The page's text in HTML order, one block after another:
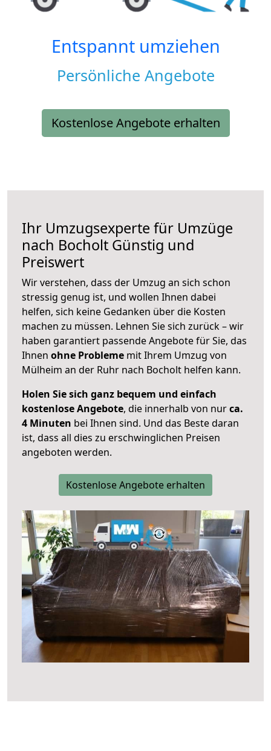
Entspannt umziehen
Persönliche Angebote
Kostenlose Angebote erhalten
Ihr Umzugsexperte für Umzüge
nach Bocholt Günstig und
Preiswert
Wir verstehen, dass der Umzug an sich schon
stressig genug ist, und wollen Ihnen dabei
helfen, sich keine Gedanken über die Kosten
machen zu müssen. Lehnen Sie sich zurück – wir
haben garantiert passende Angebote für Sie, das
Ihnen ohne Probleme mit Ihrem Umzug von
Mülheim an der Ruhr nach Bocholt helfen kann.
Holen Sie sich ganz bequem und einfach
kostenlose Angebote, die innerhalb von nurca.
4 Minuten bei Ihnen sind. Und das Beste daran
ist, dass all dies zu erschwinglichen Preisen
angeboten werden.
Kostenlose Angebote erhalten